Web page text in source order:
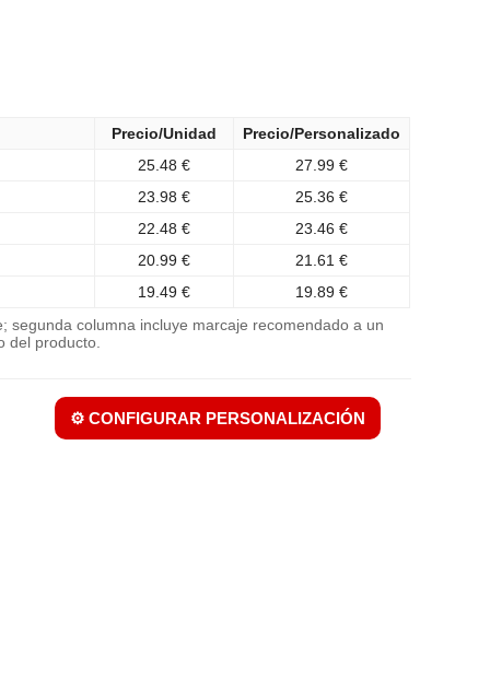
Precio/Unidad
Precio/Personalizado
25.48 €
27.99 €
23.98 €
25.36 €
22.48 €
23.46 €
20.99 €
21.61 €
19.49 €
19.89 €
segunda columna incluye marcaje recomendado a un
del producto.
⚙️ CONFIGURAR PERSONALIZACIÓN